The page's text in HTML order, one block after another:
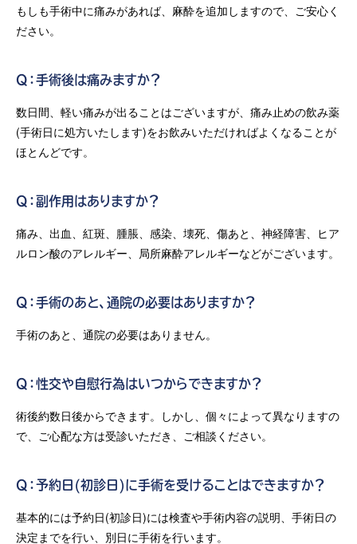
もしも手術中に痛みがあれば、麻酔を追加しますので、ご安心く
ださい。
Q：手術後は痛みますか？
数日間、軽い痛みが出ることはございますが、痛み止めの飲み薬
(手術日に処方いたします)をお飲みいただければよくなることが
ほとんどです。
Q：副作用はありますか？
痛み、出血、紅斑、腫脹、感染、壊死、傷あと、神経障害、ヒア
ルロン酸のアレルギー、局所麻酔アレルギーなどがございます。
Q：手術のあと、通院の必要はありますか？
手術のあと、通院の必要はありません。
Q：性交や自慰行為はいつからできますか？
術後約数日後からできます。しかし、個々によって異なりますの
で、ご心配な方は受診いただき、ご相談ください。
Q：予約日(初診日)に手術を受けることはできますか？
基本的には予約日(初診日)には検査や手術内容の説明、手術日の
決定までを行い、別日に手術を行います。